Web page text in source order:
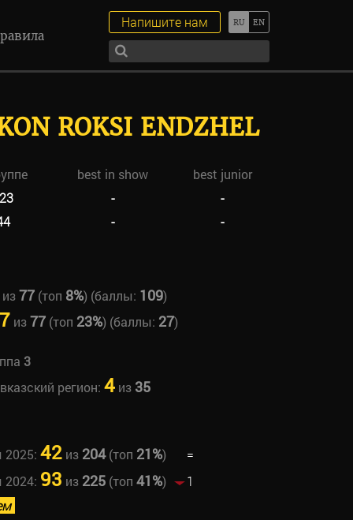
Напишите нам
ROKSI ENDZHEL
best in show
best junior
-
-
- -
77(топ 8%) (баллы: 109)
из77(топ 23%) (баллы: 27)
3
регион: 4из 35
2025: 42из 204(топ 21%)
=
2024: 93 из 225(топ 41%)
1